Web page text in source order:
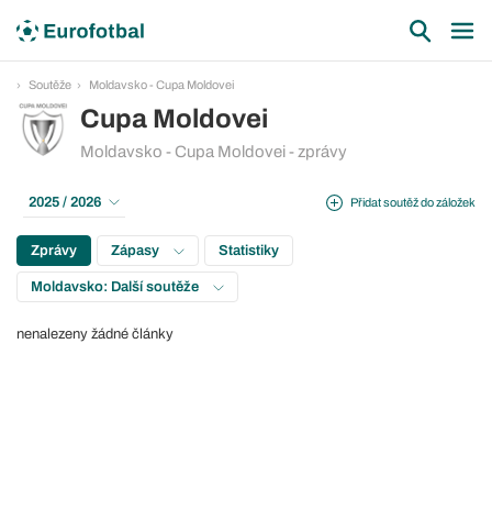
Soutěže Moldavsko - Cupa Moldovei
Cupa Moldovei
Moldavsko - Cupa Moldovei - zprávy
Přidat soutěž do záložek
2025 / 2026
Zprávy Zápasy Statistiky
Moldavsko: Další soutěže
nenalezeny žádné články